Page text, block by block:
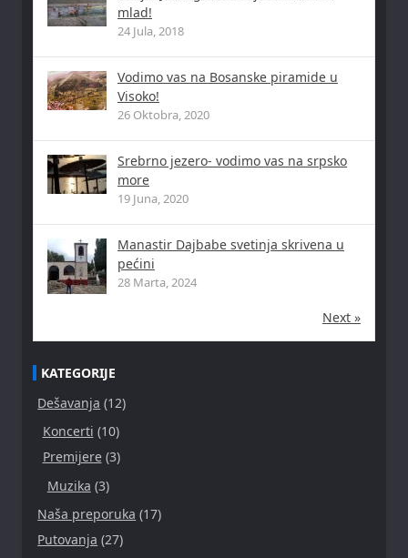
mlad!
24 Jula, 2018
Vodimo vas na Bosanske piramide u
Visoko!
26 Oktobra, 2020
Srebrno jezero- vodimo vas na srpsko
more
19 Juna, 2020
Manastir Dajbabe svetinja skrivena u
pećini
28 Marta, 2024
Next »
KATEGORIJE
Dešavanja (12)
Koncerti (10)
Premijere(3)
Muzika (3)
Naša preporuka (17)
Putovanja (27)